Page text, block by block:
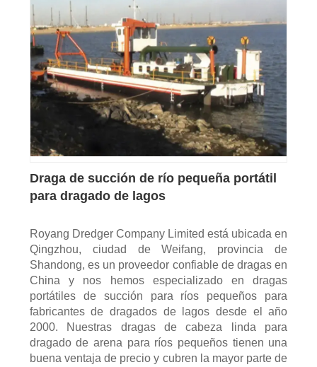
Draga de succión de río pequeña portátil
para dragado de lagos
Royang Dredger Company Limited está ubicada en
Qingzhou, ciudad de Weifang, provincia de
Shandong, es un proveedor confiable de dragas en
China y nos hemos especializado en dragas
portátiles de succión para ríos pequeños para
fabricantes de dragados de lagos desde el año
2000. Nuestras dragas de cabeza linda para
dragado de arena para ríos pequeños tienen una
buena ventaja de precio y cubren la mayor parte de